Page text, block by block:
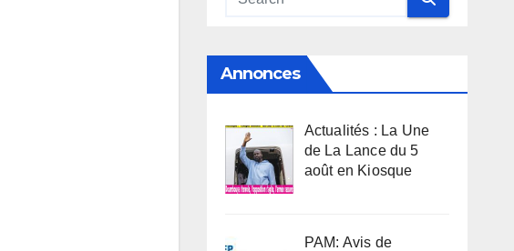
Annonces
Actualités : La Une
de La Lance du 5
août en Kiosque
PAM: Avis de